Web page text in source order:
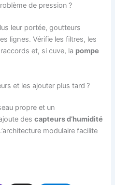
de pression ?
leur portée, goutteurs
lignes. Vérifie les filtres, les
et, si cuve, la pompe
et les ajouter plus tard ?
propre et un
descapteurs d’humidité
modulaire facilite